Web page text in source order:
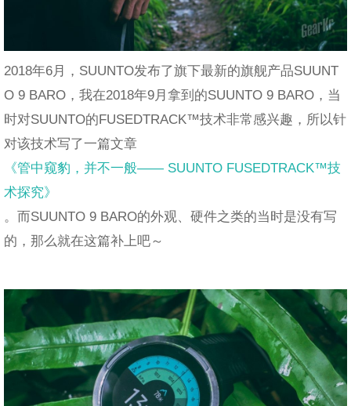
2018年6月，SUUNTO发布了旗下最新的旗舰产品SUUNT
O 9 BARO，我在2018年9月拿到的SUUNTO 9 BARO，当
时对SUUNTO的FUSEDTRACK™技术非常感兴趣，所以针
对该技术写了一篇文章
《管中窥豹，并不一般—— SUUNTO FUSEDTRACK™技
术探究》
。而SUUNTO 9 BARO的外观、硬件之类的当时是没有写
的，那么就在这篇补上吧～